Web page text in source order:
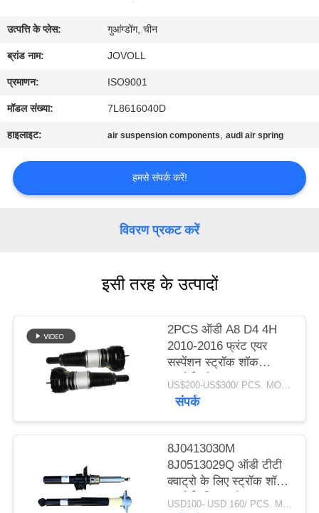
भ्रमण
गुणवत्ता
नियंत्रण
करें
साइटमैप
PRIVACY
POLICY
उत्पत्ति के प्लेस: गुआंग्डोंग, चीन
ब्रांड नाम: JOVOLL
प्रमाणन: ISO9001
मॉडल संख्या: 7L8616040D
हाइलाइट: air suspension components,audi air spring
हमसे संपर्क करें!
विवरण प्रकट करें
इसी तरह के उत्पादों
2PCS ऑडी A8 D4 4H
2010-2016 फ्रंट एयर
सस्पेंशन स्ट्रॉक शॉक
अब्सोर्बर डैम्पर
4G0616039N
US$200-US$300/ PCS. MOQ:2 पीसीएस।
संपर्क
8J0413030M
8J0513029Q ऑडी टीटी
क्वाट्रो के लिए स्ट्रॉक शॉक
अब्सोर्बर स्प्रिंग डैपर
USD100- USD 160/ PCS. MOQ:1 टुकड़ा।